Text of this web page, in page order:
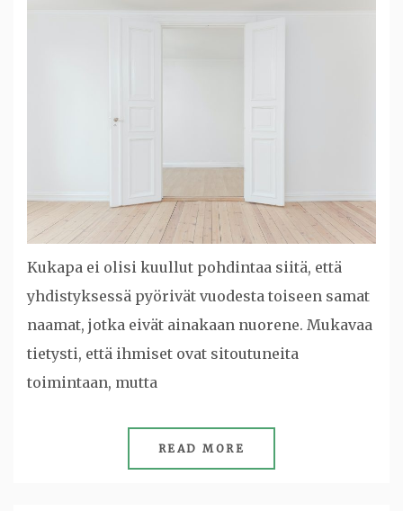
Kukapa ei olisi kuullut pohdintaa siitä, että
yhdistyksessä pyörivät vuodesta toiseen samat
naamat, jotka eivät ainakaan nuorene. Mukavaa
tietysti, että ihmiset ovat sitoutuneita
toimintaan, mutta
READ MORE